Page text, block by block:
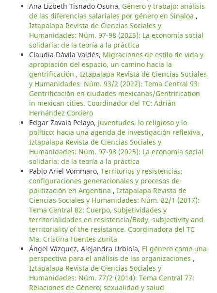
Ana Lizbeth Tisnado Osuna, Género y trabajo: análisis
de las diferencias salariales por género en Sinaloa ,
Iztapalapa Revista de Ciencias Sociales y
Humanidades: Núm. 97-98 (2025): La economía social
solidaria: de la teoría a la práctica
Claudia Dávila Valdés, Migraciones de estilo de vida y
apropiación del espacio, un camino hacia la
gentrificación , Iztapalapa Revista de Ciencias Sociales
y Humanidades: Núm. 93/2 (2022): Tema Central 93:
Gentrificación en ciudades mexicanas/Gentrification
in mexican cities. Coordinador del TC: Adrián
Hernández Cordero
Edgar Zavala Pelayo, Juventudes, lo religioso y lo
político: hacia una agenda de investigación reflexiva ,
Iztapalapa Revista de Ciencias Sociales y
Humanidades: Núm. 97-98 (2025): La economía social
solidaria: de la teoría a la práctica
Pablo Ariel Vommaro, Territorios y resistencias:
configuraciones generacionales y procesos de
politización en Argentina , Iztapalapa Revista de
Ciencias Sociales y Humanidades: Núm. 82/1 (2017):
Tema Central 82: Cuerpo, subjetividades y
territorialidades en resistencia/Body, subjectivity and
territoriality of the resistance. Coordinadora del TC
Ma. Cristina Fuentes Zurita
Ángel Vázquez, Alejandra Urbiola, El género como una
perspectiva para el análisis de las organizaciones ,
Iztapalapa Revista de Ciencias Sociales y
Humanidades: Núm. 77/2 (2014): Tema Central 77:
Relaciones de Género, sexualidad y salud